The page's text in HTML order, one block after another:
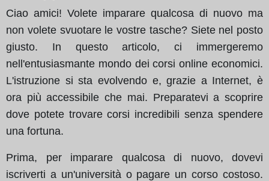
Ciao amici! Volete imparare qualcosa di nuovo ma
non volete svuotare le vostre tasche? Siete nel posto
giusto. In questo articolo, ci immergeremo
nell'entusiasmante mondo dei corsi online economici.
L'istruzione si sta evolvendo e, grazie a Internet, è
ora più accessibile che mai. Preparatevi a scoprire
dove potete trovare corsi incredibili senza spendere
una fortuna.
Prima, per imparare qualcosa di nuovo, dovevi
iscriverti a un'università o pagare un corso costoso.